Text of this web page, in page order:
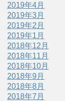
2019年4月
2019年3月
2019年2月
2019年1月
2018年12月
2018年11月
2018年10月
2018年9月
2018年8月
2018年7月